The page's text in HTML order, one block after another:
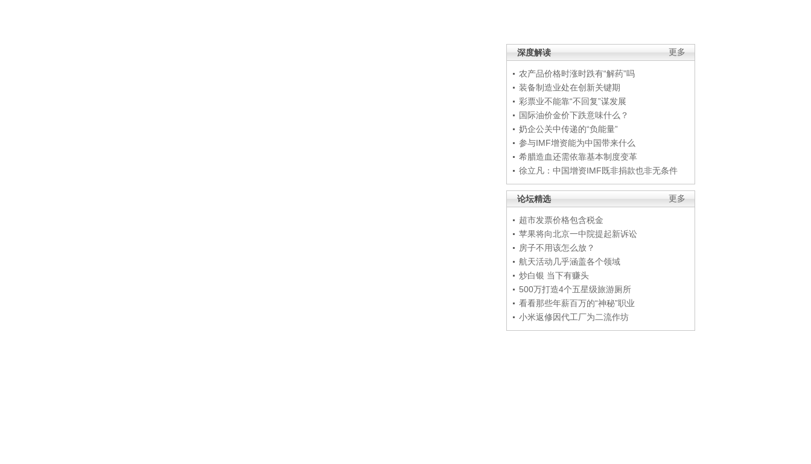
更多
深度解读
农产品价格时涨时跌有“解药”吗
装备制造业处在创新关键期
彩票业不能靠“不回复”谋发展
国际油价金价下跌意味什么？
奶企公关中传递的“负能量”
参与IMF增资能为中国带来什么
希腊造血还需依靠基本制度变革
徐立凡：中国增资IMF既非捐款也非无条件
更多
论坛精选
超市发票价格包含税金
苹果将向北京一中院提起新诉讼
房子不用该怎么放？
航天活动几乎涵盖各个领域
炒白银 当下有赚头
500万打造4个五星级旅游厕所
看看那些年薪百万的“神秘”职业
小米返修因代工厂为二流作坊